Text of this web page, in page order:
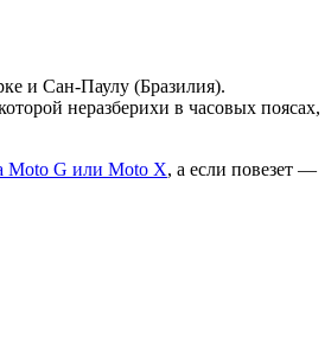
и Сан-Паулу (Бразилия).
неразберихи в часовых поясах,
Moto G или Moto X, а если повезет —